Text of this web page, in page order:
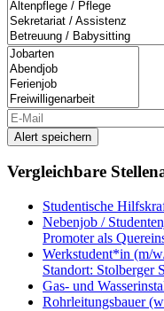
Alert speichern
Vergleichbare
Studentische
Nebenjob /
Promoter als
Werkstudent*in (m/
Standort: Stolberger
Gas- und
Rohrleitungsbauer